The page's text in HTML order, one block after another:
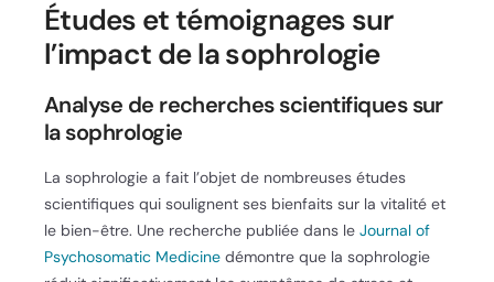
Études et témoignages sur
l’impact de la sophrologie
Analyse de recherches scientifiques sur
la sophrologie
La sophrologie a fait l’objet de nombreuses études
scientifiques qui soulignent ses bienfaits sur la vitalité et
le bien-être. Une recherche publiée dans le Journal of
Psychosomatic Medicine démontre que la sophrologie